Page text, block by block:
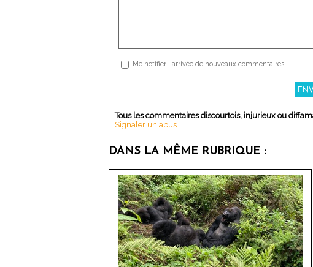
Me notifier l'arrivée de nouveaux commentaires
Tous les commentaires discourtois, injurieux ou
Signaler un abus
DANS LA MÊME RUBRIQUE :